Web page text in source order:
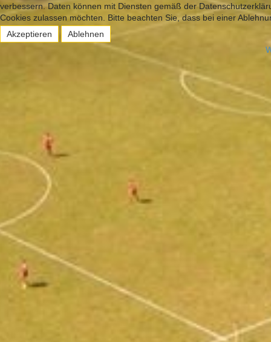
verbessern. Daten können mit Diensten gemäß der
Cookies zulassen möchten. Bitte beachten Sie, dass bei einer
Akzeptieren
Ablehnen